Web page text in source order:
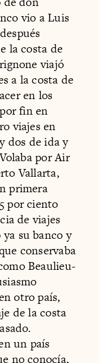
vio a Luis
la costa de
viajó
a la costa de
en los
fin en
viajes en
dos de ida y
por Air
Vallarta,
primera
por ciento
de viajes
su banco y
conservaba
Beaulieu-
otro país,
de la costa
un país
no conocía,